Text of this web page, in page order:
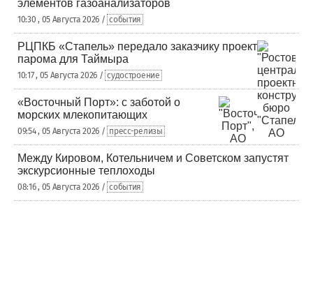
элементов газоанализаторов
10:30 , 05 Августа 2026 / события
РЦПКБ «Стапель» передало заказчику проект
парома для Таймыра
10:17 , 05 Августа 2026 / судостроение
«Восточный Порт»: с заботой о
морских млекопитающих
09:54 , 05 Августа 2026 / пресс-релизы
Между Кировом, Котельничем и Советском запустят
экскурсионные теплоходы
08:16 , 05 Августа 2026 / события